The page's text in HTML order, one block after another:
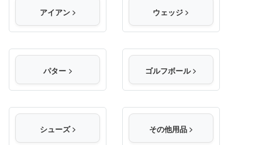
アイアン ウェッジ
パター ゴルフボール
シューズ その他用品